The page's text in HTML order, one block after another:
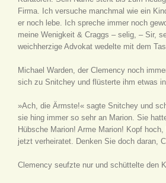
Firma. Ich versuche manchmal wie ein
er noch lebe. Ich spreche immer noch
meine Wenigkeit & Craggs – selig, – Sir,
weichherzige Advokat wedelte mit dem
Michael Warden, der Clemency noch
sich zu Snitchey und flüsterte ihm etwas
»Ach, die Ärmste!« sagte Snitchey und
sie hing immer so sehr an Marion. Sie
Hübsche Marion! Arme Marion! Kopf
jetzt verheiratet. Denken Sie doch daran,
Clemency seufzte nur und schüttelte den